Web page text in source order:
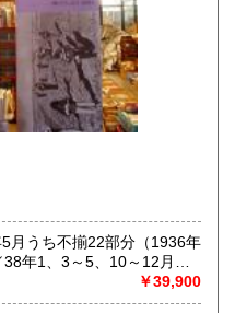
福岡県
長崎県
大分県
ものこそそこかしこ。お客
ら、住所・氏名・電話・
ますのでご了承くださ
いなどの要因となりますの
FAX・往復ハガキなど書面
月うち不揃22部分（1936年
年1、3～5、10～12月／
￥39,900